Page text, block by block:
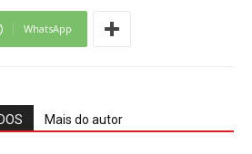
WhatsApp
Mais do autor